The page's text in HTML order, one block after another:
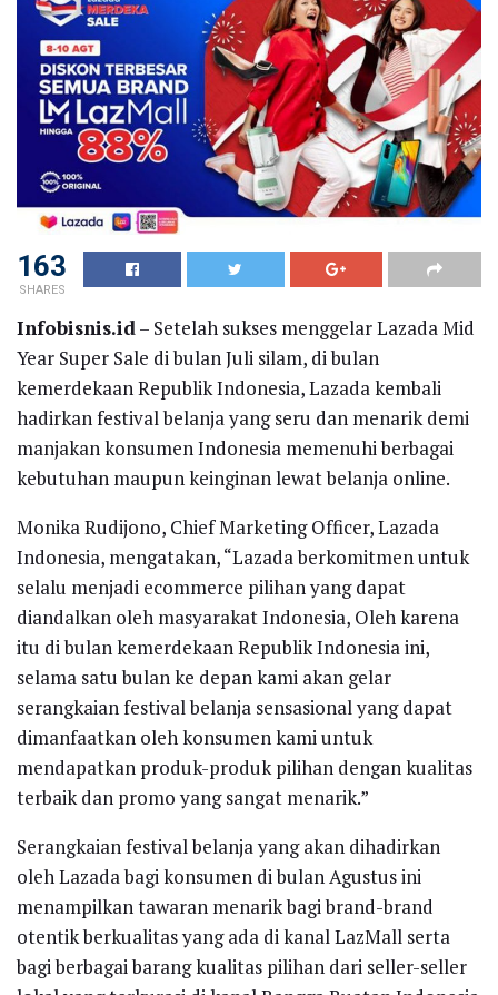
163
SHARES
Infobisnis.id – Setelah sukses menggelar Lazada Mid
Year Super Sale di bulan Juli silam, di bulan
kemerdekaan Republik Indonesia, Lazada kembali
hadirkan festival belanja yang seru dan menarik demi
manjakan konsumen Indonesia memenuhi berbagai
kebutuhan maupun keinginan lewat belanja online.
Monika Rudijono, Chief Marketing Officer, Lazada
Indonesia, mengatakan, “Lazada berkomitmen untuk
selalu menjadi ecommerce pilihan yang dapat
diandalkan oleh masyarakat Indonesia, Oleh karena
itu di bulan kemerdekaan Republik Indonesia ini,
selama satu bulan ke depan kami akan gelar
serangkaian festival belanja sensasional yang dapat
dimanfaatkan oleh konsumen kami untuk
mendapatkan produk-produk pilihan dengan kualitas
terbaik dan promo yang sangat menarik.”
Serangkaian festival belanja yang akan dihadirkan
oleh Lazada bagi konsumen di bulan Agustus ini
menampilkan tawaran menarik bagi brand-brand
otentik berkualitas yang ada di kanal LazMall serta
bagi berbagai barang kualitas pilihan dari seller-seller